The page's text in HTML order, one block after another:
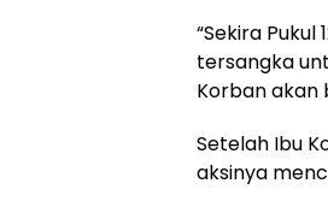
“Sekira
tersangka
Korban akan
Setelah Ibu
aksinya